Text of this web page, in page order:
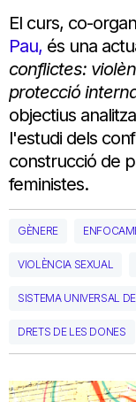
El curs, co-
Pau, és una
conflictes:
protecció
objectius
l'estudi dels
construcció de
feministes.
GÈNERE
VIOLÈNCIA SEXUAL
SISTEMA UNIVERSAL
DRETS DE LES DONES